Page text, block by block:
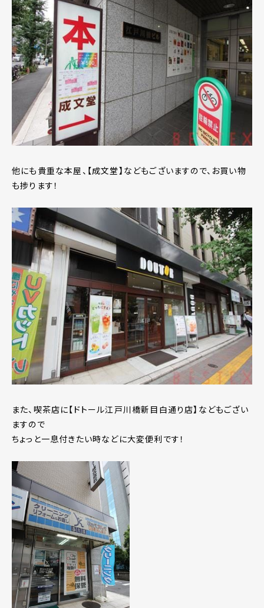
他にも貴重な本屋、【成文堂】などもございますので、お買い物
も捗ります！
また、喫茶店に【ドトール江戸川橋新目白通り店】などもござい
ますので
ちょっと一息付きたい時などに大変便利です！